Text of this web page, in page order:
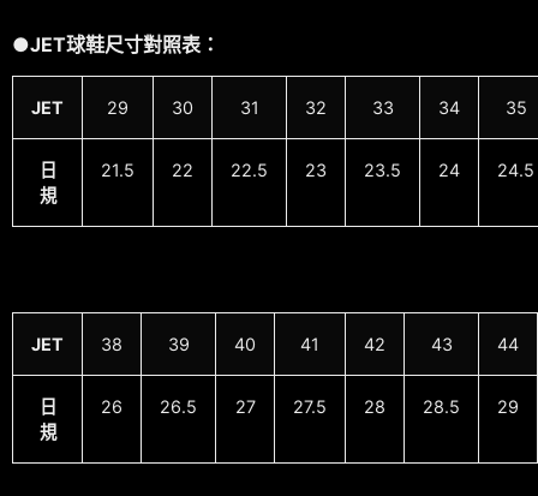
●JET球鞋尺寸對照表：
JET 29 30 31 32 33 34 35
日
規
21.5 22 22.5 23 23.5 24 24.5
JET 38 39 40 41 42 43 44
日
規
26 26.5 27 27.5 28 28.5 29